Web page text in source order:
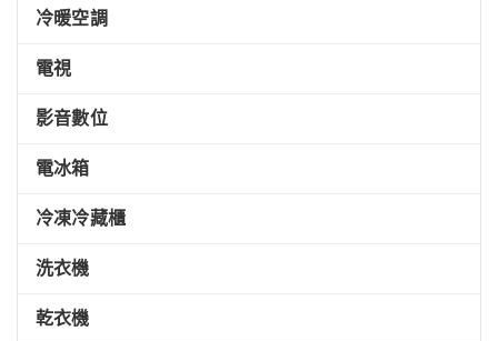
冷暖空調
電視
影音數位
電冰箱
冷凍冷藏櫃
洗衣機
乾衣機